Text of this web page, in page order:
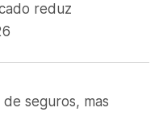
reduz
seguros, mas